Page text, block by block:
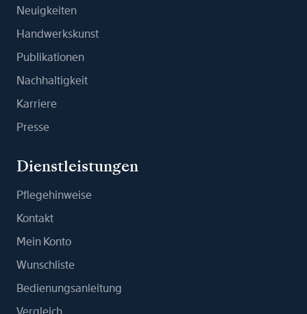
Neuigkeiten
Handwerkskunst
Publikationen
Nachhaltigkeit
Karriere
Presse
Dienstleistungen
Pflegehinweise
Kontakt
Mein Konto
Wunschliste
Bedienungsanleitung